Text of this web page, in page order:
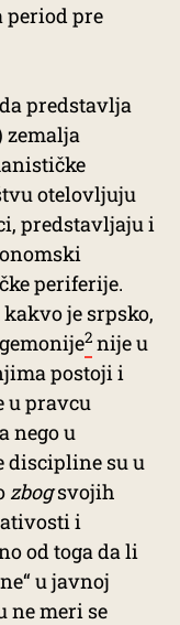
period pre
predstavlja
otelovljuju
predstavljaju i
periferije.
je srpsko,
2 nije u
postoji i
u pravcu
nego u
discipline su u
zbogsvojih
i
od toga da li
u javnoj
ne meri se